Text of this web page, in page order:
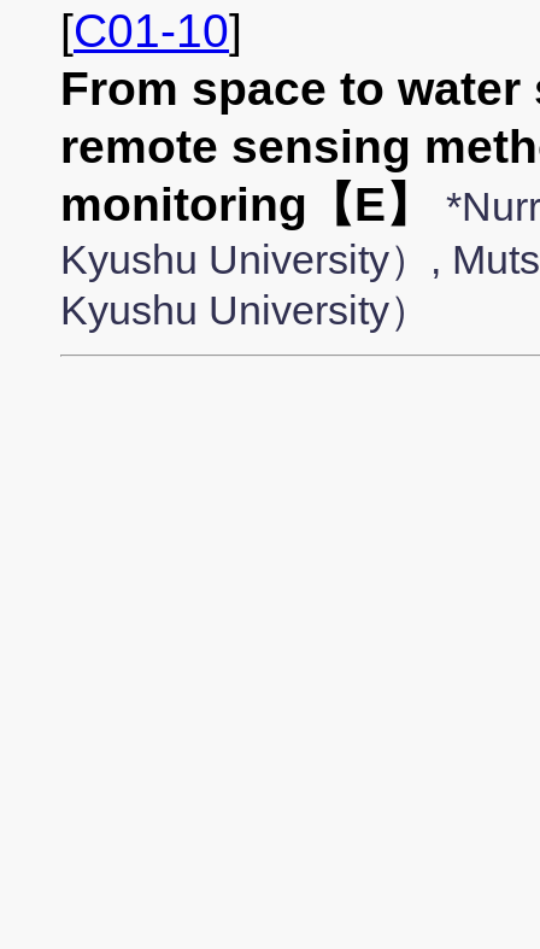
[C01-10]
From space to
remote sensing
monitoring【E】
Kyushu University）,
Kyushu University）